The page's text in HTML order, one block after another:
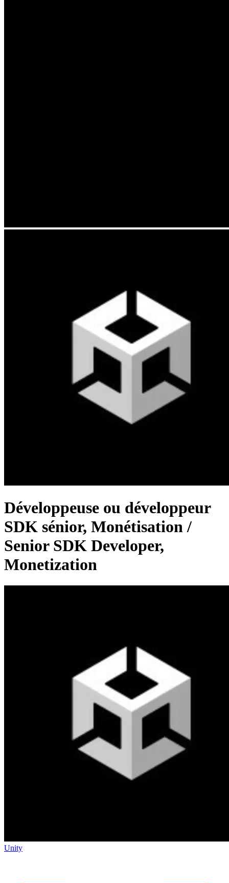
Développeuse ou développeur
SDK sénior, Monétisation /
Senior SDK Developer,
Monetization
Unity